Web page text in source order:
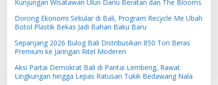
Kunjungan Wisatawan Ulun Danu Beratan dan The Blooms
Dorong Ekonomi Sirkular di Bali, Program Recycle Me Ubah
Botol Plastik Bekas Jadi Bahan Baku Baru
Sepanjang 2026 Bulog Bali Distribusikan 850 Ton Beras
Premium ke Jaringan Ritel Moderen
Aksi Partai Demokrat Bali di Pantai Lembeng, Rawat
Lingkungan hingga Lepas Ratusan Tukik Bedawang Nala